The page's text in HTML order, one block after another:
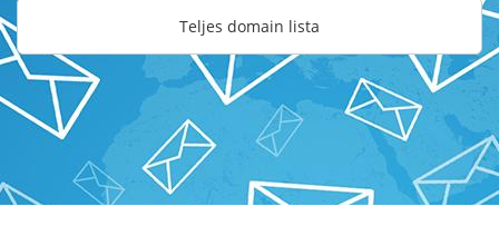
Teljes domain lista